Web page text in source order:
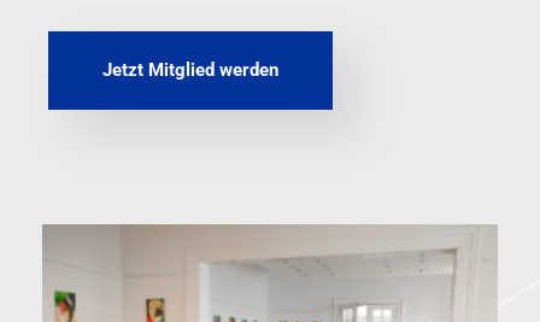
Jetzt Mitglied werden